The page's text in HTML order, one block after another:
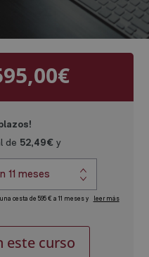
€El
este curso